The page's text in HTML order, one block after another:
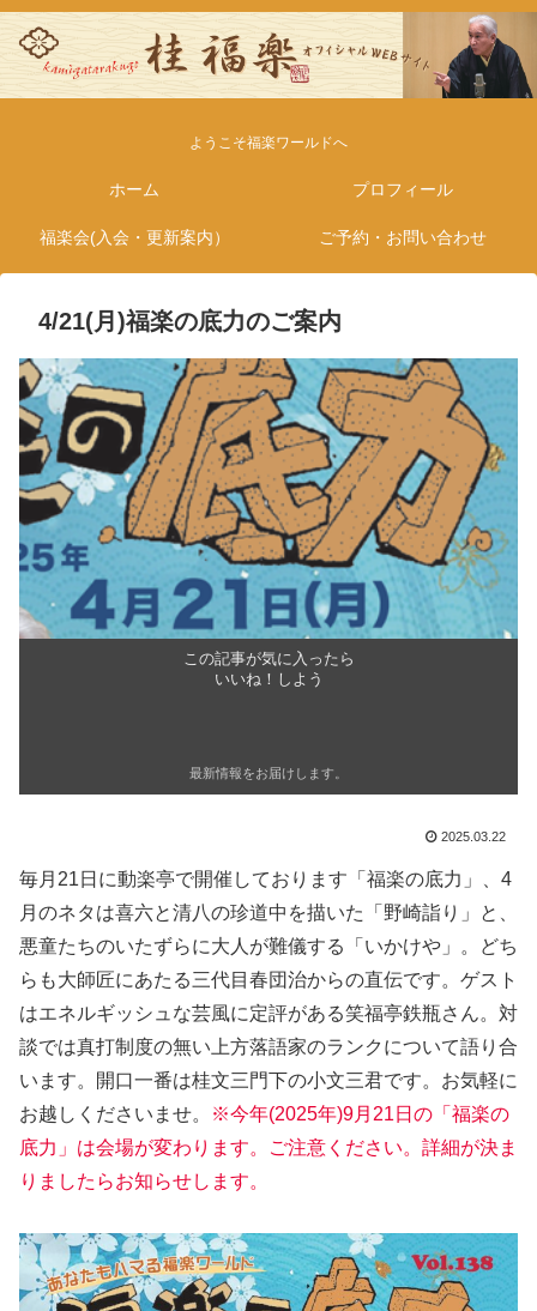
ようこそ福楽ワールドへ
ホーム プロフィール
福楽会(入会・更新案内） ご予約・お問い合わせ
4/21(月)福楽の底力のご案内
この記事が気に入ったら
いいね！しよう
最新情報をお届けします。
2025.03.22
毎月21日に動楽亭で開催しております「福楽の底力」、4
月のネタは喜六と清八の珍道中を描いた「野崎詣り」と、
悪童たちのいたずらに大人が難儀する「いかけや」。どち
らも大師匠にあたる三代目春団治からの直伝です。ゲスト
はエネルギッシュな芸風に定評がある笑福亭鉄瓶さん。対
談では真打制度の無い上方落語家のランクについて語り合
います。開口一番は桂文三門下の小文三君です。お気軽に
お越しくださいませ。
※今年(2025年)9月21日の「福楽の
底力」は会場が変わります。
ご注意ください。詳細が決ま
りましたらお知らせします。